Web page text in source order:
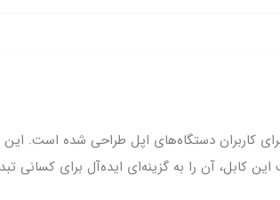
کاربران دستگاه‌های اپل طراحی شده است. این
این کابل، آن را به گزینه‌ای ایده‌آل برای کسانی